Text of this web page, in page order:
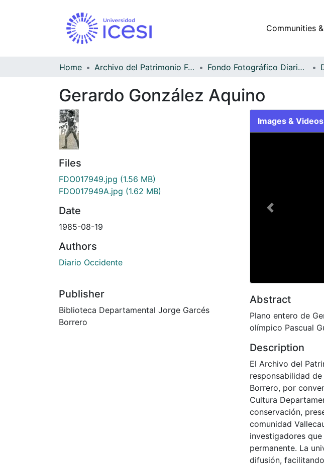
Communities
Home Archivo del Patrimonio Fotográfico y Fílmico del Valle del Cauca Fondo Fotográfico Diario Occidente
Gerardo González Aquino
Files
FDO017949.jpg (1.56 MB)
FDO017949A.jpg (1.62 MB)
Date
1985-08-19
Authors
Diario Occidente
Publisher
Biblioteca Departamental Jorge Garcés
Borrero
Images & Videos
Previous
Abstract
Plano entero de
olímpico Pascual
Description
El Archivo del
responsabilidad
Borrero, por
Cultura
conservación,
comunidad
investigadores
permanente. La
difusión,